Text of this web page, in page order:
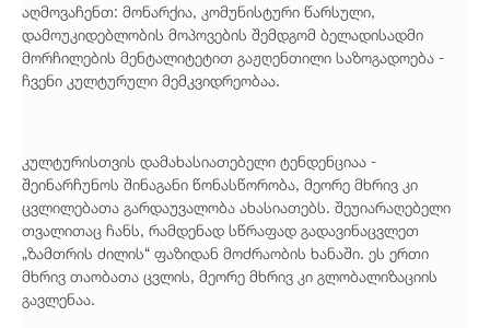
აღმოვაჩენთ: მონარქია, კომუნისტური წარსული,
დამოუკიდებლობის მოპოვების შემდგომ ბელადისადმი
მორჩილების მენტალიტეტით გაჟღენთილი საზოგადოება -
ჩვენი კულტურული მემკვიდრეობაა.
კულტურისთვის დამახასიათებელი ტენდენციაა -
შეინარჩუნოს შინაგანი წონასწორობა, მეორე მხრივ კი
ცვლილებათა გარდაუვალობა ახასიათებს. შეუიარაღებელი
თვალითაც ჩანს, რამდენად სწრაფად გადავინაცვლეთ
„ზამთრის ძილის“ ფაზიდან მოძრაობის ხანაში. ეს ერთი
მხრივ თაობათა ცვლის, მეორე მხრივ კი გლობალიზაციის
გავლენაა.